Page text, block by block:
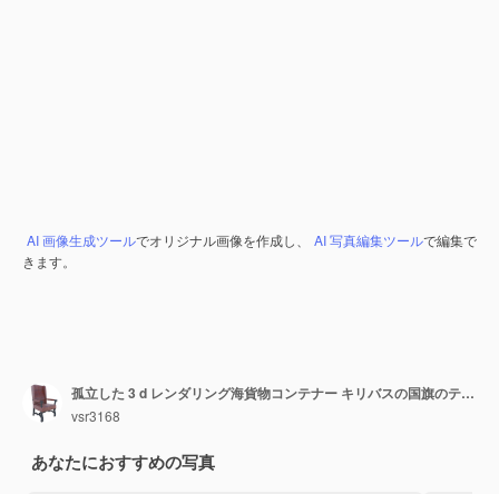
AI 画像生成ツールでオリジナル画像を作成し、 AI 写真編集ツールで編集で
きます。
孤立した 3 d レンダリング海貨物コンテナー キリバスの国旗のテクスチャ
vsr3168
あなたにおすすめの写真